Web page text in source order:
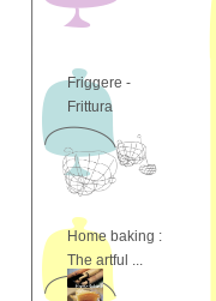
Friggere -
Frittura
Home baking :
The artful ...